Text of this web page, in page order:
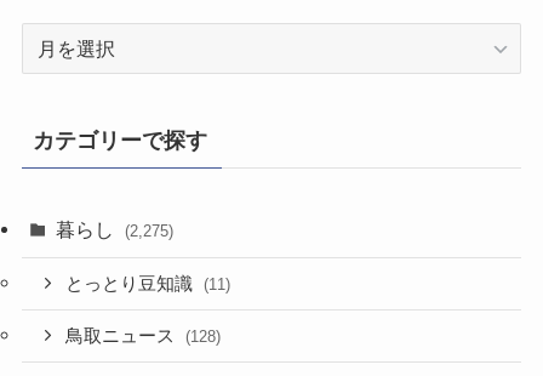
カテゴリーで探す
暮らし (2,275)
とっとり豆知識 (11)
鳥取ニュース (128)